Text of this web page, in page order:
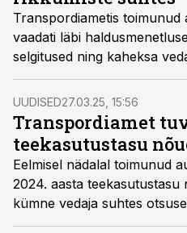
Transpordiametis
vaadati läbi
selgitused ning kaheksa
autokaubaveo komisjon
UUDISED27.03.25, 15:56
Transpordiamet
teekasutustasu
Eelmisel nädalal toimunud
2024. aasta teekasutustasu
kümne vedaja suhtes
Transpordiamet 84